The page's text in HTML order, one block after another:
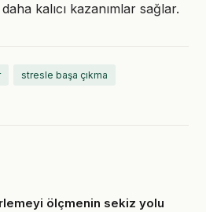
kalıcı kazanımlar sağlar.
stresle başa çıkma
ölçmenin sekiz yolu